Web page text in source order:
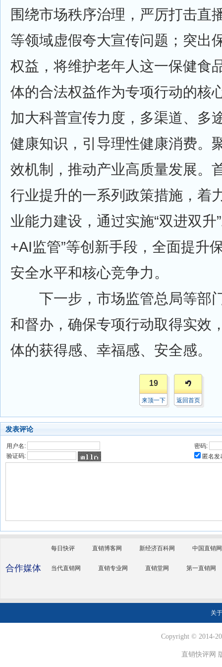
围绕市场秩序治理，严厉打击直
等领域虚假夸大宣传问题；突出
权益，将维护老年人这一保健食
体的合法权益作为专项行动的核
加大科普宣传力度，多渠道、多
健康知识，引导理性健康消费。
效机制，推动产业高质量发展。
行业提升的一系列政策措施，着
业能力建设，通过实施“双进双升
+AI监管”等创新手段，全面提升
安全水平和核心竞争力。
下一步，市场监管总局等部
和督办，确保专项行动取得实效
体的获得感、幸福感、安全感。
19
来顶一下 返回首页
发表评论
用户名:
密码:
验证码:
匿名发
合作媒体
每日快评 直销博客网 新经济百科网 中国直销网
当代直销网 直销专业网 直销堂网 第一直销网
关
Copyright © 2014-
直销快评网